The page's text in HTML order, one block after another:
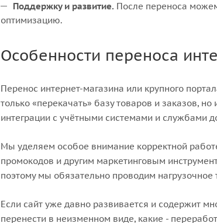
Поддержку и развитие. После переноса
оптимизацию.
Особенности переноса
Перенос интернет-магазина или крупного
только «перекачать» базу товаров и заказов,
интеграции с учётными системами и службами
Мы уделяем особое внимание корректной
промокодов и другим маркетинговым
поэтому мы обязательно проводим
Если сайт уже давно развивается и содержит
перенести в неизменном виде, какие -